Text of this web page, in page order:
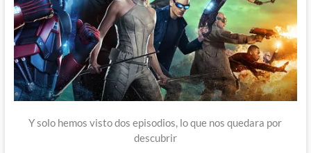
Y solo hemos visto dos episodios, lo que nos quedara por
descubrir